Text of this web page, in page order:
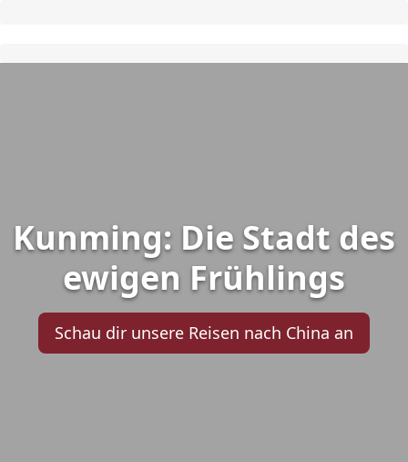
Kunming: Die Stadt des
ewigen Frühlings
Schau dir unsere Reisen nach China an